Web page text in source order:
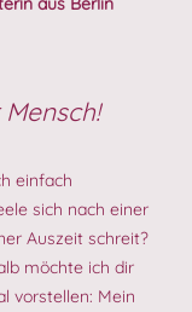
einfach
sich nach einer
Auszeit schreit?
möchte ich dir
vorstellen: Mein